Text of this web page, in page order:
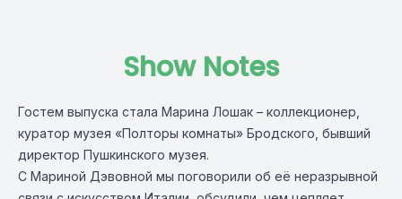
Show Notes
Гостем выпуска стала Марина Лошак – коллекционер,
куратор музея «Полторы комнаты» Бродского, бывший
директор Пушкинского музея.
С Мариной Дэвовной мы поговорили об её неразрывной